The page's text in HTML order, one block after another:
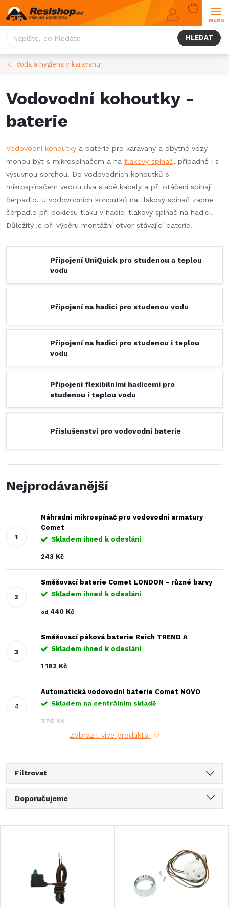
Přejít
na
obsah
HLEDAT
NÁKUPNÍ
KOŠÍK
Voda a hygiena v karavanu
Vodovodní kohoutky -
baterie
Vodovodní kohoutky a baterie pro karavany a obytné vozy
mohou být s mikrospínačem a na tlakový spínač, případně i s
výsuvnou sprchou. Do vodovodních kohoutků s
mikrospínačem vedou dva slabé kabely a při otáčení spínají
čerpadlo. U vodovodních kohoutků na tlakový spínač zapne
čerpadlo při poklesu tlaku v hadici tlakový spínač na hadici.
Důležitý je při výběru montážní otvor stávající baterie.
Připojení UniQuick pro studenou a teplou
vodu
Připojení na hadici pro studenou vodu
Připojení na hadici pro studenou i teplou
vodu
Připojení flexibilními hadicemi pro
studenou i teplou vodu
Příslušenství pro vodovodní baterie
Nejprodávanější
Náhradní mikrospínač pro vodovodní armatury
Comet
Skladem ihned k odeslání
243 Kč
Směšovací baterie Comet LONDON - různé barvy
Skladem ihned k odeslání
od 440 Kč
Směšovací páková baterie Reich TREND A
Skladem ihned k odeslání
1 182 Kč
Automatická vodovodní baterie Comet NOVO
Skladem na centrálním skladě
376 Kč
Zobrazit více produktů
Filtrovat
Ř
a
Doporučujeme
Nejprodávanější
Abecedně